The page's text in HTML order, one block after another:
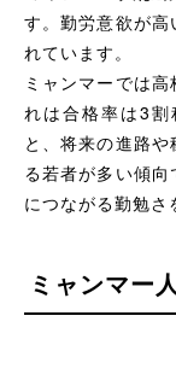
す。勤労意欲が
れています。
ミャンマーでは
れは合格率は3
と、将来の進路
る若者が多い傾
につながる勤勉さ
ミャンマー